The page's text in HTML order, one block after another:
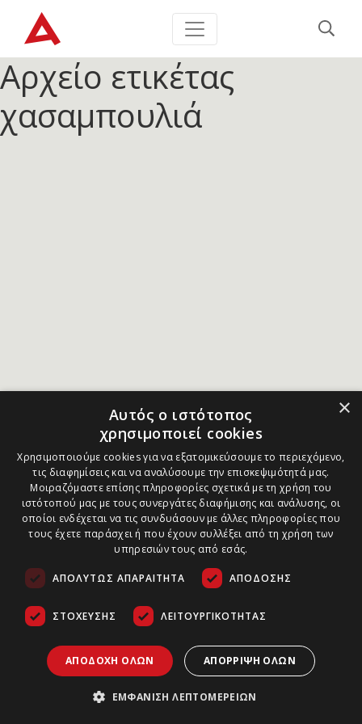
Αρχείο ετικέτας
χασαμπουλιά
×
Αυτός ο ιστότοπος
χρησιμοποιεί cookies
Χρησιμοποιούμε cookies για να εξατομικεύσουμε το περιεχόμενο,
τις διαφημίσεις και να αναλύσουμε την επισκεψιμότητά μας.
Μοιραζόμαστε επίσης πληροφορίες σχετικά με τη χρήση του
ιστότοπού μας με τους συνεργάτες διαφήμισης και ανάλυσης, οι
οποίοι ενδέχεται να τις συνδυάσουν με άλλες πληροφορίες που
τους έχετε παράσχει ή που έχουν συλλέξει από τη χρήση των
υπηρεσιών τους από εσάς.
ΑΠΟΛΎΤΩΣ ΑΠΑΡΑΊΤΗΤΑ ΑΠΌΔΟΣΗΣ
ΣΤΌΧΕΥΣΗΣ ΛΕΙΤΟΥΡΓΙΚΌΤΗΤΑΣ
ΑΠΟΔΟΧΉ ΌΛΩΝ ΑΠΌΡΡΙΨΗ ΌΛΩΝ
ΕΜΦΆΝΙΣΗ ΛΕΠΤΟΜΕΡΕΙΏΝ